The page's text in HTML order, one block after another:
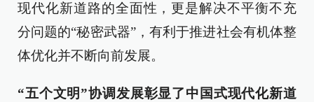
现代化新道路的全面性，更是解决不平衡不充
分问题的“秘密武器”，有利于推进社会有机体整
体优化并不断向前发展。
“五个文明”协调发展彰显了中国式现代化新道